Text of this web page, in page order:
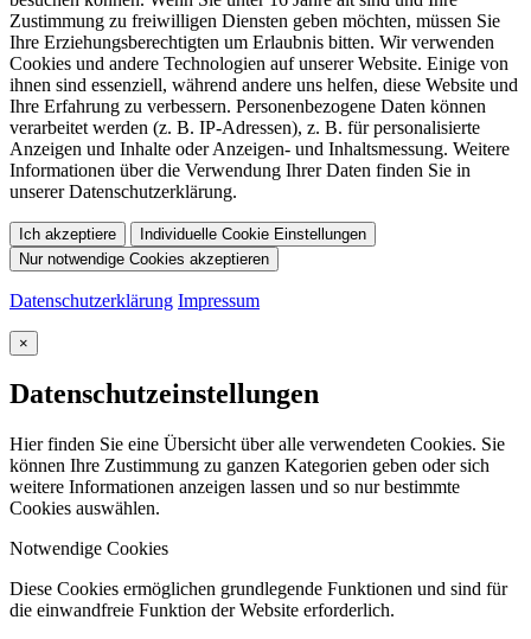
Zustimmung zu freiwilligen Diensten geben möchten, müssen Sie
Ihre Erziehungsberechtigten um Erlaubnis bitten. Wir verwenden
Cookies und andere Technologien auf unserer Website. Einige von
ihnen sind essenziell, während andere uns helfen, diese Website und
Ihre Erfahrung zu verbessern. Personenbezogene Daten können
verarbeitet werden (z. B. IP-Adressen), z. B. für personalisierte
Anzeigen und Inhalte oder Anzeigen- und Inhaltsmessung. Weitere
Informationen über die Verwendung Ihrer Daten finden Sie in
unserer Datenschutzerklärung.
Ich akzeptiere
Individuelle Cookie Einstellungen
Nur notwendige Cookies akzeptieren
Datenschutzerklärung Impressum
×
Datenschutzeinstellungen
Hier finden Sie eine Übersicht über alle verwendeten Cookies. Sie
können Ihre Zustimmung zu ganzen Kategorien geben oder sich
weitere Informationen anzeigen lassen und so nur bestimmte
Cookies auswählen.
Notwendige Cookies
Diese Cookies ermöglichen grundlegende Funktionen und sind für
die einwandfreie Funktion der Website erforderlich.